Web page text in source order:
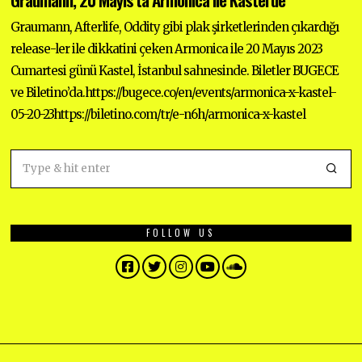
2
2
2
Graumann, Afterlife, Oddity gibi plak şirketlerinden çıkardığı
release-ler ile dikkatini çeken Armonica ile 20 Mayıs 2023
Cumartesi günü Kastel, İstanbul sahnesinde. Biletler BUGECE
ve Biletino’da.https://bugece.co/en/events/armonica-x-kastel-
05-20-23https://biletino.com/tr/e-n6h/armonica-x-kastel
FOLLOW US
Facebook
TwitterInstagram
YouTubeSoundCloud